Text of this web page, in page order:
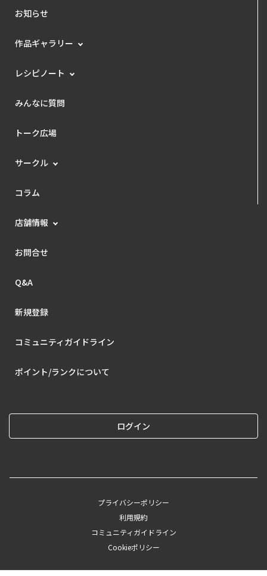
お知らせ
作品ギャラリー
レシピノート
みんなに質問
トーク広場
サークル
コラム
店舗情報
お問合せ
Q&A
新規登録
コミュニティガイドライン
ポイント/ランクについて
ログイン
プライバシーポリシー
利用規約
コミュニティガイドライン
Cookieポリシー